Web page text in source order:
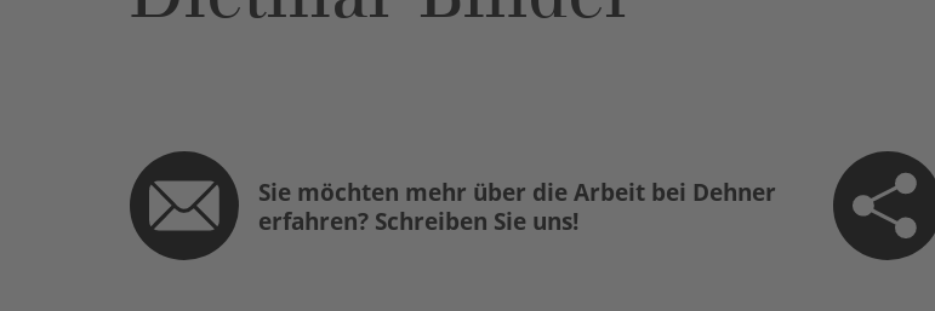
Sie möchten mehr über die Arbeit bei Dehner
erfahren? Schreiben Sie uns!